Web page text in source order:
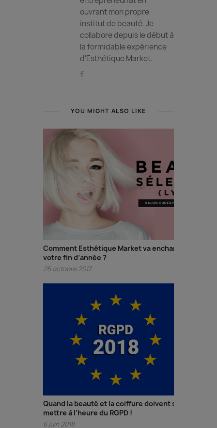
ouvrant mon propre
institut de beauté. Je
collabore depuis le début à
la formidable expérience
d'Esthétique Market.
YOU MIGHT ALSO LIKE
Comment Esthétique Market va enchanter
votre fin d’année ?
25 octobre 2017
Quand la beauté et la coiffure doivent se
mettre à l’heure du RGPD !
6 juin 2018